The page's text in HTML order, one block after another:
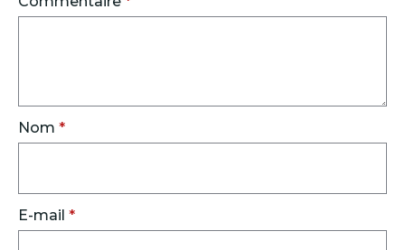
Nom *
E-mail *